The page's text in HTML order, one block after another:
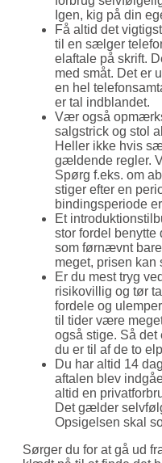
Igen, kig på din
Få altid det
til en sælger
elaftale på skrift.
med småt. Det er
en hel
er tal indblandet.
Vær også
salgstrick og stol
Heller ikke hvis
gældende regler.
Spørg f.eks. om
stiger efter en
bindingsperiode
Et
stor fordel benytte
som førnævnt
meget, prisen kan
Er du mest tryg
risikovillig og tør
fordele og
til tider være
også stige. Så det
du er til af de to
Du har altid 14
aftalen blev
altid en
Det gælder
Opsigelsen skal
Sørger du for at gå ud